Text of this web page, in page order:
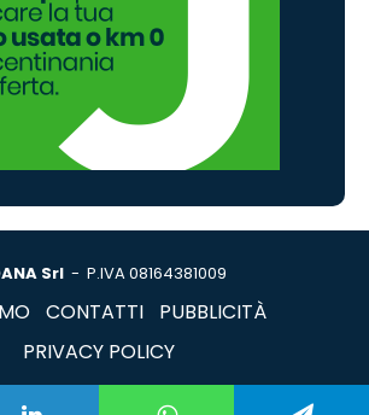
Srl - P.IVA 08164381009
CONTATTI
PUBBLICITÀ
PRIVACY POLICY